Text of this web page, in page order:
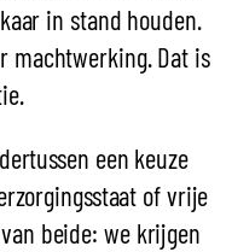
in stand houden.
machtwerking. Dat is
een keuze
of vrije
beide: we krijgen